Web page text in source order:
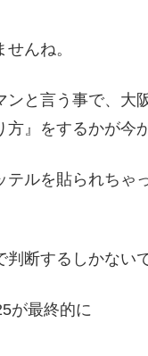
んね。
と言う事で、大
方』をするかが
ルを貼られちゃ
断するしかない
が最終的に